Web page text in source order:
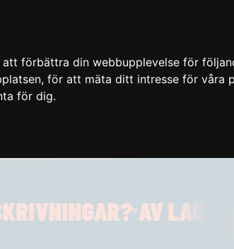
förbättra din webbupplevelse för
, för att mäta ditt intresse för våra
för dig.